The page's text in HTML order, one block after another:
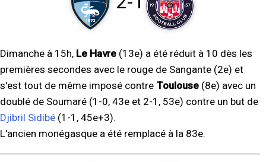
Dimanche à 15h, Le Havre (13e) a été réduit à 10 dès les
premières secondes avec le rouge de Sangante (2e) et
s'est tout de même imposé contre Toulouse (8e) avec un
doublé de Soumaré (1-0, 43e et 2-1, 53e) contre un but de
Djibril Sidibé (1-1, 45e+3).
L'ancien monégasque a été remplacé à la 83e.